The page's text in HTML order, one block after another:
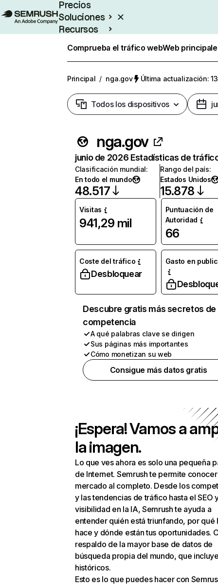
Precios
Soluciones
Recursos
Comprueba el tráfico webWeb
Principal / nga.gov Última actualización:
Todos los dispositivos
nga.gov
junio de 2026 Estadísticas de
Clasificación mundial:
En todo el mundo
48.517
Rango del país:
Estados Unidos
15.878
Visitas
941,29 mil
Puntuación de
Autoridad
66
Coste del tráfico
Desbloquear
Gasto en
Descubre gratis más secretos de
competencia
A qué palabras clave se dirigen
Sus páginas más importantes
Cómo monetizan su web
Consigue más datos gratis
¡Espera! Vamos a
la imagen.
Lo que ves ahora es solo una pequeña
de Internet. Semrush te permite
mercado al completo. Desde los
y las tendencias de tráfico hasta el SEO
visibilidad en la IA, Semrush te ayuda a
entender quién está triunfando, por qué
hace y dónde están tus oportunidades.
respaldo de la mayor base de datos de
búsqueda propia del mundo, que
históricos.
Esto es lo que puedes hacer con